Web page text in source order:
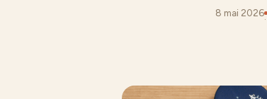
8 mai 2026
·